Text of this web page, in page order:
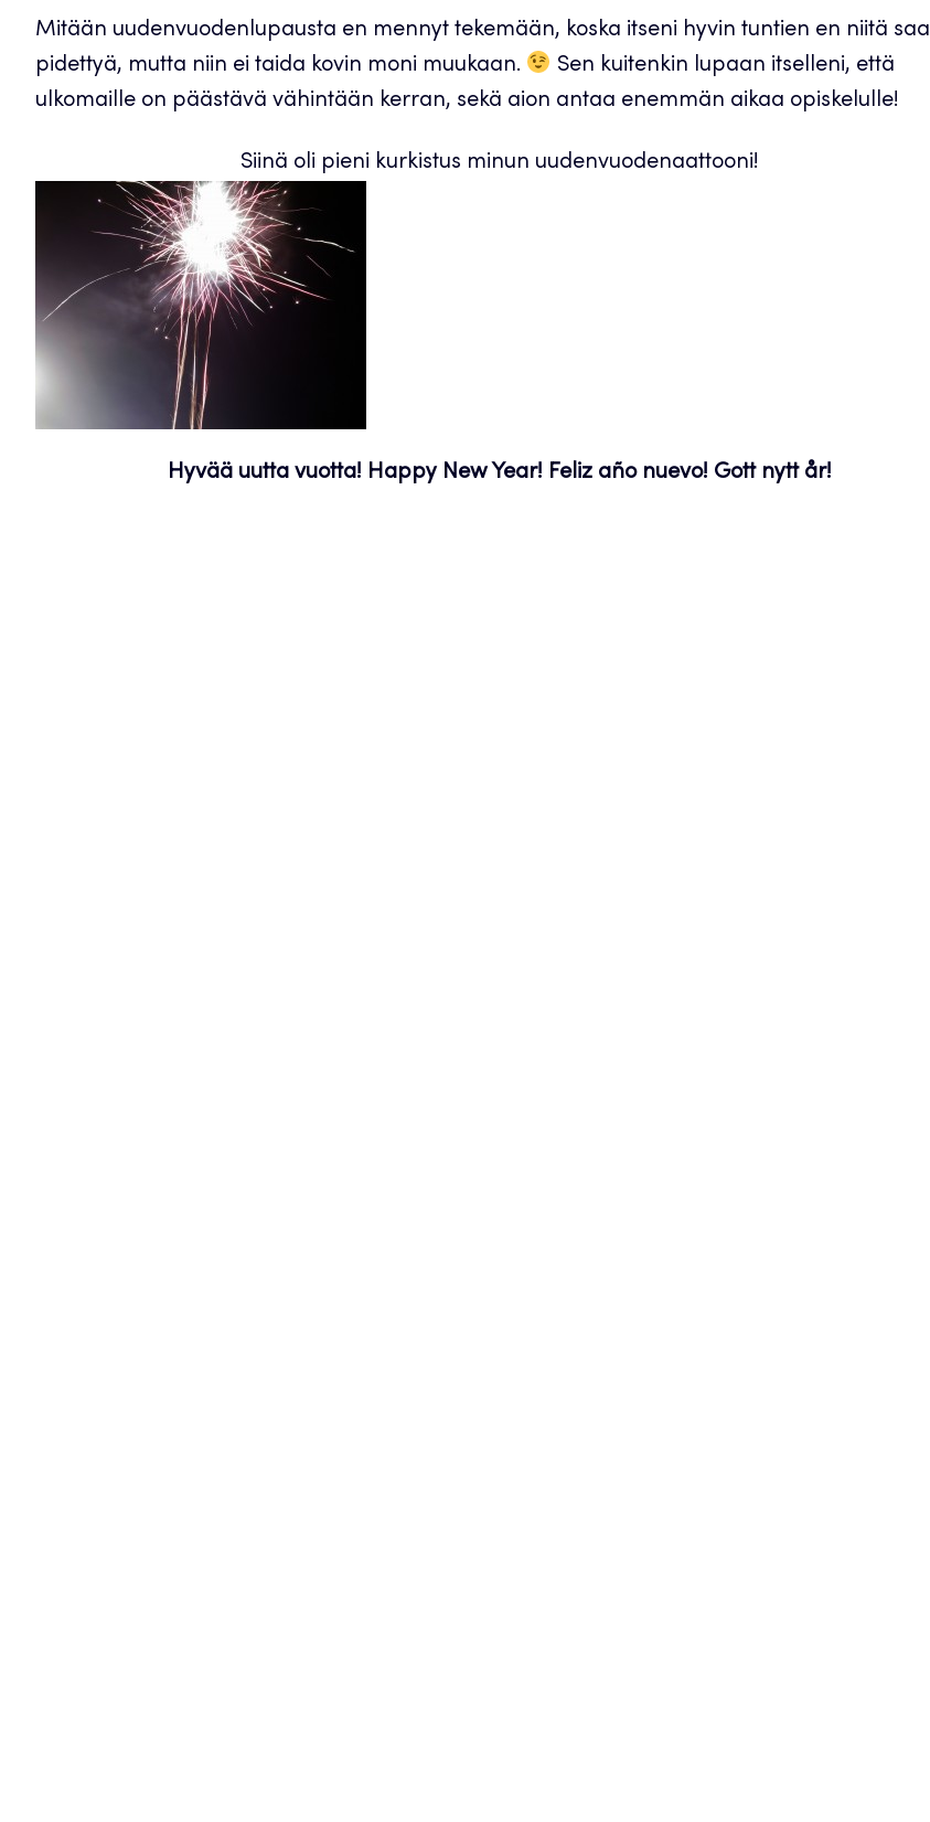
Mitään uudenvuodenlupausta en mennyt tekemään, koska itseni hyvin tuntien en niitä saa
pidettyä, mutta niin ei taida kovin moni muukaan.
Sen kuitenkin lupaan itselleni, että
ulkomaille on päästävä vähintään kerran, sekä aion antaa enemmän aikaa opiskelulle!
Siinä oli pieni kurkistus minun uudenvuodenaattooni!
Hyvää uutta vuotta! Happy New Year! Feliz año nuevo! Gott nytt år!